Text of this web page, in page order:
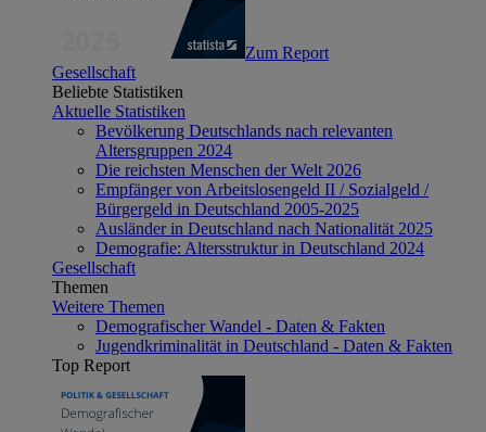
Zum Report
Gesellschaft
Beliebte Statistiken
Aktuelle Statistiken
Bevölkerung Deutschlands nach relevanten
Altersgruppen 2024
Die reichsten Menschen der Welt 2026
Empfänger von Arbeitslosengeld II / Sozialgeld /
Bürgergeld in Deutschland 2005-2025
Ausländer in Deutschland nach Nationalität 2025
Demografie: Altersstruktur in Deutschland 2024
Gesellschaft
Themen
Weitere Themen
Demografischer Wandel - Daten & Fakten
Jugendkriminalität in Deutschland - Daten & Fakten
Top Report